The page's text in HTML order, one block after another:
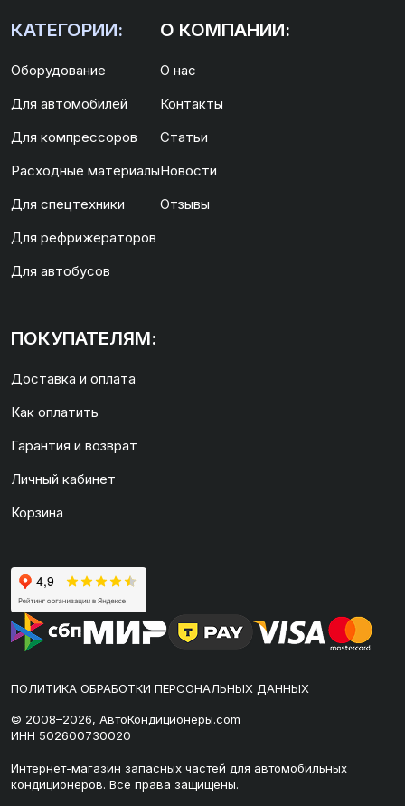
КАТЕГОРИИ:
Оборудование
Для автомобилей
Для компрессоров
Расходные материалы
Для спецтехники
Для рефрижераторов
Для автобусов
О КОМПАНИИ:
О нас
Контакты
Статьи
Новости
Отзывы
ПОКУПАТЕЛЯМ:
Доставка и оплата
Как оплатить
Гарантия и возврат
Личный кабинет
Корзина
ПОЛИТИКА ОБРАБОТКИ ПЕРСОНАЛЬНЫХ ДАННЫХ
© 2008–2026, АвтоКондиционеры.com
ИНН 502600730020
Интернет-магазин запасных частей для автомобильных
кондиционеров. Все права защищены.